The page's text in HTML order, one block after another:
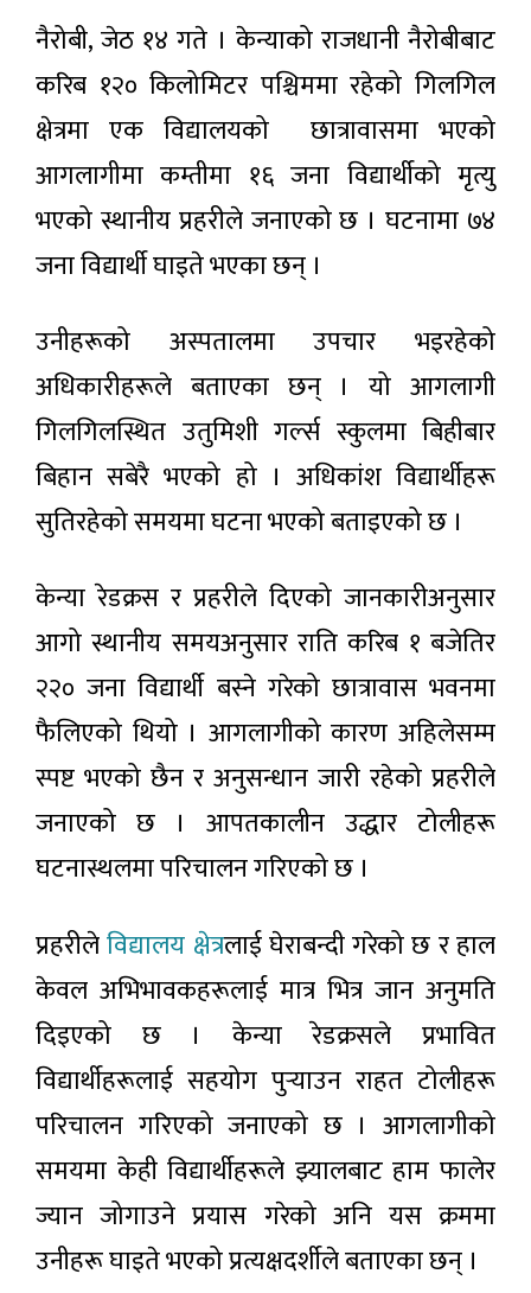
राष्ट्र बैङ्कद्वारा
‘खुला बजार
कारोबारसम्बन्धी
कार्यविधि
अन्तरिक्ष
दौडको
असर:
चन्द्रमा
बन्यो दुई
लाख
किलो
डम्पिङ
साइट
भारतीय
प्रदीप
रावतको
निधन
२ घण्टा
आजको
राशिफल
२ घण्टा अगाडी
बढाएको
चिन्ता:
दुई
हप्ताभित्र
आपूर्ति
सहज
हुने
निगमको
दाबी
२ घण्टा
अगाडी
लोकप्रिय
समाचार
मनसुन
सक्रियः
प्रदेशमा
भारी वर्षा
साउन
२५ देखि
‘हामी
सुन्छौँ’
अभियान
सञ्चालन
गर्ने
भरतपुरमा
भूमिगत
प्रणालीबाट
विद्युत्
आपूर्ति
सुरु,
असोजभित्र
पूर्ण
सञ्चालनमा
ल्याउने
लक्ष्य
अन्तरिक्ष
दौडको
असर:
चन्द्रमा
बन्यो दुई
नैरोबी, जेठ १४ गते । केन्याको राजधानी नैरोबीबाट
करिब १२० किलोमिटर पश्चिममा रहेको गिलगिल
क्षेत्रमा एक विद्यालयको छात्रावासमा भएको
आगलागीमा कम्तीमा १६ जना विद्यार्थीको मृत्यु
भएको स्थानीय प्रहरीले जनाएको छ । घटनामा ७४
जना विद्यार्थी घाइते भएका छन् ।
उनीहरूको अस्पतालमा उपचार भइरहेको
अधिकारीहरूले बताएका छन् । यो आगलागी
गिलगिलस्थित उतुमिशी गर्ल्स स्कुलमा बिहीबार
बिहान सबेरै भएको हो । अधिकांश विद्यार्थीहरू
सुतिरहेको समयमा घटना भएको बताइएको छ ।
केन्या रेडक्रस र प्रहरीले दिएको जानकारीअनुसार
आगो स्थानीय समयअनुसार राति करिब १ बजेतिर
२२० जना विद्यार्थी बस्ने गरेको छात्रावास भवनमा
फैलिएको थियो । आगलागीको कारण अहिलेसम्म
स्पष्ट भएको छैन र अनुसन्धान जारी रहेको प्रहरीले
जनाएको छ । आपतकालीन उद्धार टोलीहरू
घटनास्थलमा परिचालन गरिएको छ ।
प्रहरीलेविद्यालय क्षेत्रलाई घेराबन्दी गरेको छ र हाल
केवल अभिभावकहरूलाई मात्र भित्र जान अनुमति
दिइएको छ । केन्या रेडक्रसले प्रभावित
विद्यार्थीहरूलाई सहयोग पुर्‍याउन राहत टोलीहरू
परिचालन गरिएको जनाएको छ । आगलागीको
समयमा केही विद्यार्थीहरूले झ्यालबाट हाम फालेर
ज्यान जोगाउने प्रयास गरेको अनि यस क्रममा
उनीहरू घाइते भएको प्रत्यक्षदर्शीले बताएका छन् ।